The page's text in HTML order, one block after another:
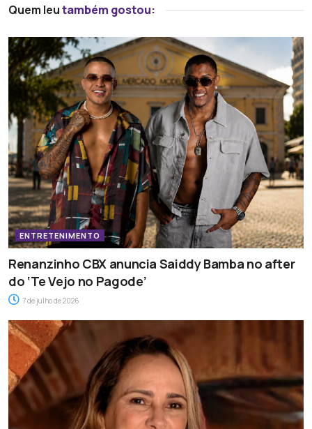
Quem leutambém gostou:
ENTRETENIMENTO
Renanzinho CBX anuncia Saiddy Bamba no after
do ‘Te Vejo no Pagode’
7 de julho de 2026